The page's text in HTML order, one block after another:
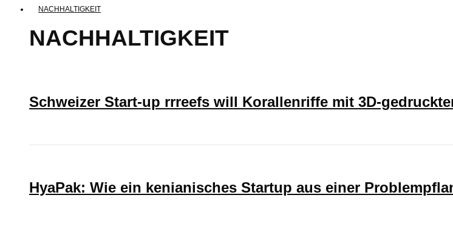
NACHHALTIGKEIT
NACHHALTIGKEIT
Schweizer Start-up rrreefs will Korallenriffe mit 3D-
HyaPak: Wie ein kenianisches Startup aus einer